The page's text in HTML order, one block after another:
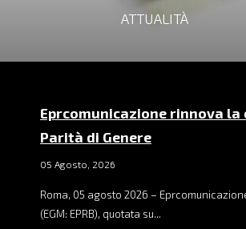
ATTUALITÀ
Eprcomunicazione rinnova
Parità di Genere
05 Agosto, 2026
Roma, 05 agosto 2026 –
(EGM: EPRB), quotata su...